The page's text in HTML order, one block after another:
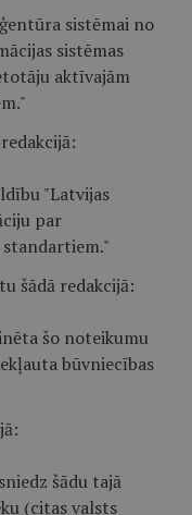
sistēmai no
sistēmas
aktīvajām
"Latvijas
par
šādā redakcijā:
šo noteikumu
būvniecības
šādu tajā
(citas valsts